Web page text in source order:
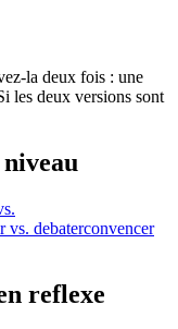
la deux fois : une
les deux versions sont
vs. debaterconvencer
reflexe